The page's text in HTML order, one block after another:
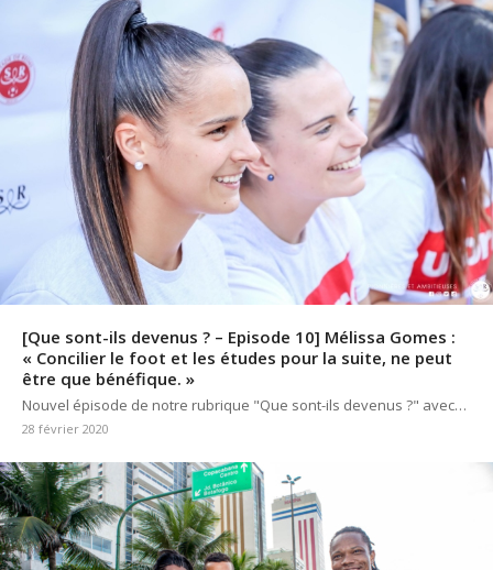
[Que sont-ils devenus ? – Episode 10] Mélissa Gomes :
« Concilier le foot et les études pour la suite, ne peut
être que bénéfique. »
Nouvel épisode de notre rubrique "Que sont-ils devenus ?" avec…
28 février 2020